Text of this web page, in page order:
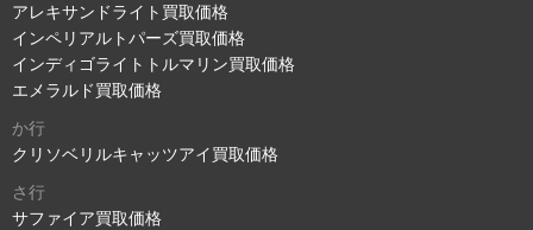
アレキサンドライト買取価格
インペリアルトパーズ買取価格
インディゴライトトルマリン買取価格
エメラルド買取価格
か行
クリソベリルキャッツアイ買取価格
さ行
サファイア買取価格